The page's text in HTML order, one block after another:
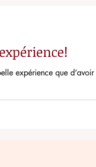
expérience que d’avoir